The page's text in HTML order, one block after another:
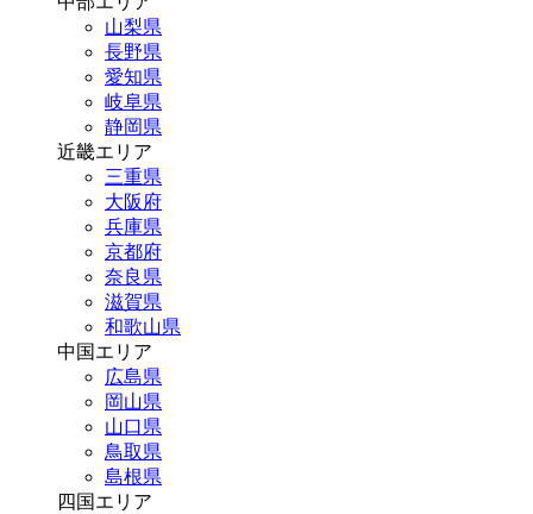
山梨県
長野県
愛知県
岐阜県
静岡県
近畿エリア
三重県
大阪府
兵庫県
京都府
奈良県
滋賀県
和歌山県
中国エリア
広島県
岡山県
山口県
鳥取県
島根県
四国エリア